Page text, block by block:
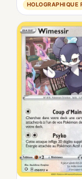
HOLOGRAPHIQUE